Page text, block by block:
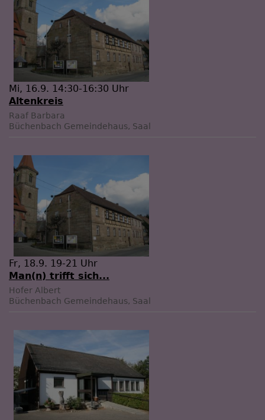
Mi, 16.9. 14:30-16:30 Uhr
Altenkreis
Raaf Barbara
Büchenbach Gemeindehaus, Saal
Fr, 18.9. 19-21 Uhr
Man(n) trifft sich...
Hofer Albert
Büchenbach Gemeindehaus, Saal